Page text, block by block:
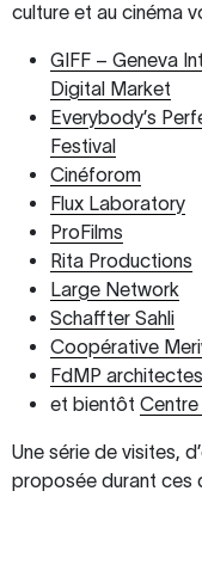
culture et au cinéma
GIFF – Geneva
Digital Market
Everybody’s
Festival
Cinéforom
Flux Laboratory
ProFilms
Rita Productions
Large Network
Schaffter Sahli
Coopérative
FdMP architectes
et bientôt Centre
Une série de visites,
proposée durant ces